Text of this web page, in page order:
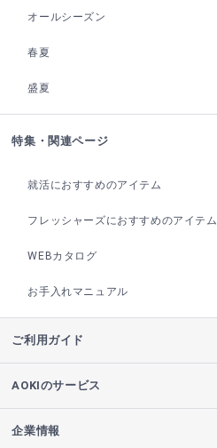
オールシーズン
春夏
盛夏
特集・関連ページ
就活におすすめのアイテム
フレッシャーズにおすすめのアイテム
WEBカタログ
お手入れマニュアル
ご利用ガイド
AOKIのサービス
企業情報